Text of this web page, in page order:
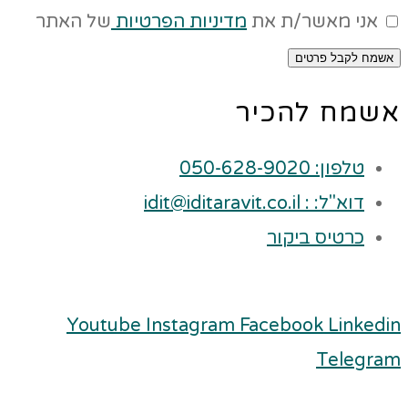
אני מאשר/ת את מדיניות הפרטיות של האתר
אשמח לקבל פרטים
אשמח להכיר
טלפון: 050-628-9020
דוא"ל: : idit@iditaravit.co.il
כרטיס ביקור
Youtube Instagram Facebook Linkedin
Telegram